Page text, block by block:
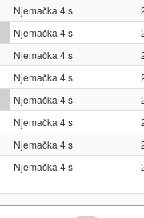
Njemačka 4 s
Njemačka 4 s
Njemačka 4 s
Njemačka 4 s
Njemačka 4 s
Njemačka 4 s
Njemačka 4 s
Njemačka 4 s